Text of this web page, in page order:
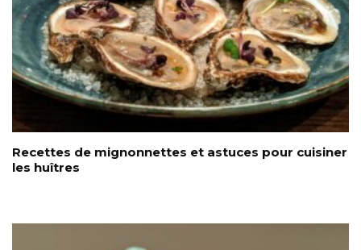
Recettes de mignonnettes et astuces pour cuisiner
les huîtres